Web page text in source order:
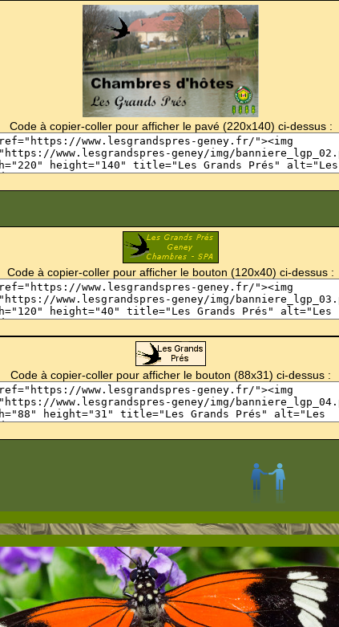
Code à copier-coller pour afficher le pavé (220x140) ci-dessus :
Code à copier-coller pour afficher le bouton (120x40) ci-dessus :
Code à copier-coller pour afficher le bouton (88x31) ci-dessus :